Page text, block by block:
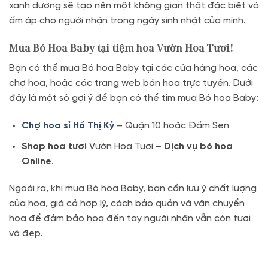
xanh dương sẽ tạo nên một không gian thật đặc biệt và
ấm áp cho người nhận trong ngày sinh nhật của mình.
Mua Bó Hoa Baby tại tiệm hoa Vườn Hoa Tươi!
Bạn có thể mua Bó hoa Baby tại các cửa hàng hoa, các
chợ hoa, hoặc các trang web bán hoa trực tuyến. Dưới
đây là một số gợi ý để bạn có thể tìm mua Bó hoa Baby:
Chợ hoa sỉ Hồ Thị Kỷ– Quận 10 hoặc Đầm Sen
Shop hoa tươi Vườn Hoa Tươi – Dịch vụ bó hoa
Online.
Ngoài ra, khi mua Bó hoa Baby, bạn cần lưu ý chất lượng
của hoa, giá cả hợp lý, cách bảo quản và vận chuyển
hoa để đảm bảo hoa đến tay người nhận vẫn còn tươi
và đẹp.